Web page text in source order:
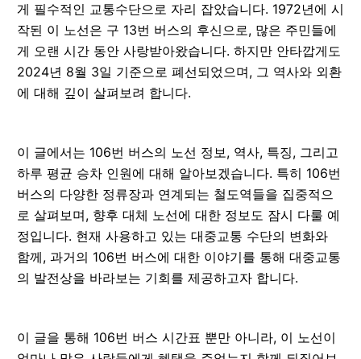
게 필수적인 교통수단으로 자리 잡았습니다. 1972년에 시
작된 이 노선은 구 13번 버스의 후신으로, 많은 주민들에
게 오랜 시간 동안 사랑받아왔습니다. 하지만 안타깝게도
2024년 8월 3일 기준으로 폐선되었으며, 그 역사와 외환
에 대해 깊이 살펴보려 합니다.
이 글에서는 106번 버스의 노선 정보, 역사, 특징, 그리고
하루 평균 승차 인원에 대해 알아보겠습니다. 특히 106번
버스의 다양한 정류장과 연계되는 철도역들을 집중적으
로 살펴보며, 향후 대체 노선에 대한 정보도 잠시 다룰 예
정입니다. 현재 사용하고 있는 대중교통 수단의 변화와
함께, 과거의 106번 버스에 대한 이야기를 통해 대중교통
의 발전상을 바라보는 기회를 제공하고자 합니다.
이 글을 통해 106번 버스 시간표 뿐만 아니라, 이 노선이